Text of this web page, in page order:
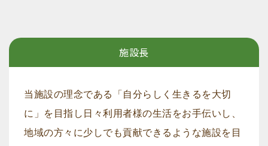
施設長
当施設の理念である「自分らしく生きるを大切
に」を目指し日々利用者様の生活をお手伝いし、
地域の方々に少しでも貢献できるような施設を目